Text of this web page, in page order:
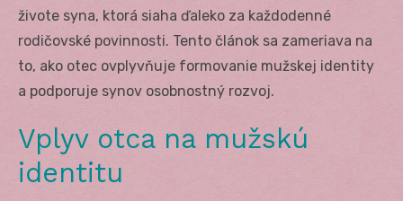
živote syna, ktorá siaha ďaleko za každodenné
rodičovské povinnosti. Tento článok sa zameriava na
to, ako otec ovplyvňuje formovanie mužskej identity
a podporuje synov osobnostný rozvoj.
Vplyv otca na mužskú
identitu